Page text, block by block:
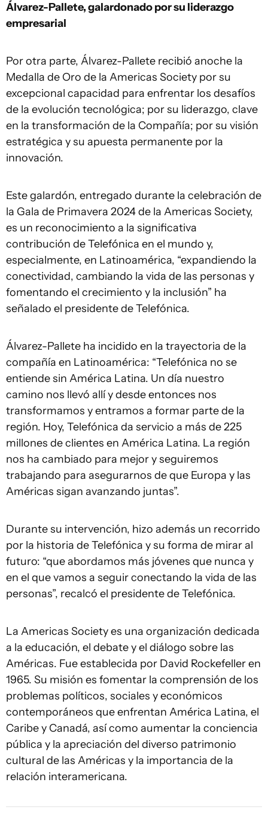
Álvarez-Pallete, galardonado por su liderazgo
empresarial
Por otra parte, Álvarez-Pallete recibió anoche la
Medalla de Oro de la Americas Society por su
excepcional capacidad para enfrentar los desafíos
de la evolución tecnológica; por su liderazgo, clave
en la transformación de la Compañía; por su visión
estratégica y su apuesta permanente por la
innovación.
Este galardón, entregado durante la celebración de
la Gala de Primavera 2024 de la Americas Society,
es un reconocimiento a la significativa
contribución de Telefónica en el mundo y,
especialmente, en Latinoamérica, “expandiendo la
conectividad, cambiando la vida de las personas y
fomentando el crecimiento y la inclusión” ha
señalado el presidente de Telefónica.
Álvarez-Pallete ha incidido en la trayectoria de la
compañía en Latinoamérica: “Telefónica no se
entiende sin América Latina. Un día nuestro
camino nos llevó allí y desde entonces nos
transformamos y entramos a formar parte de la
región. Hoy, Telefónica da servicio a más de 225
millones de clientes en América Latina. La región
nos ha cambiado para mejor y seguiremos
trabajando para asegurarnos de que Europa y las
Américas sigan avanzando juntas”.
Durante su intervención, hizo además un recorrido
por la historia de Telefónica y su forma de mirar al
futuro: “que abordamos más jóvenes que nunca y
en el que vamos a seguir conectando la vida de las
personas”, recalcó el presidente de Telefónica.
La Americas Society es una organización dedicada
a la educación, el debate y el diálogo sobre las
Américas. Fue establecida por David Rockefeller en
1965. Su misión es fomentar la comprensión de los
problemas políticos, sociales y económicos
contemporáneos que enfrentan América Latina, el
Caribe y Canadá, así como aumentar la conciencia
pública y la apreciación del diverso patrimonio
cultural de las Américas y la importancia de la
relación interamericana.